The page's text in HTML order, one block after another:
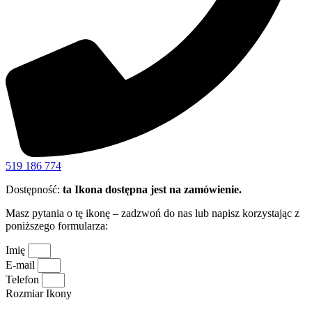
519 186 774
Dostępność: ta Ikona dostępna jest na zamówienie.
Masz pytania o tę ikonę – zadzwoń do nas lub napisz korzystając z
poniższego formularza:
Imię
E-mail
Telefon
Rozmiar Ikony